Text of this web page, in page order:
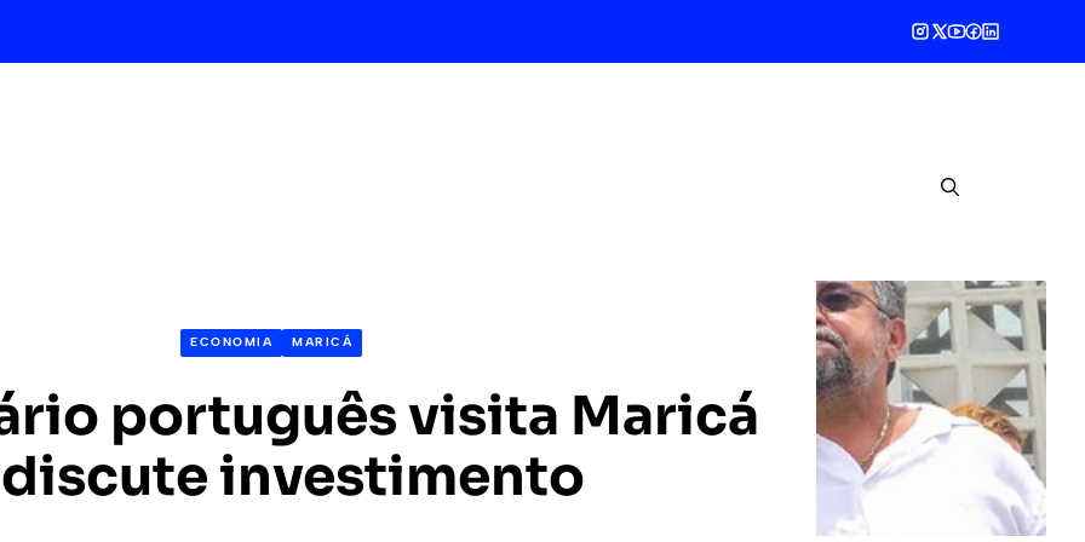
ECONOMIA MARICÁ
português visita Maricá
investimento